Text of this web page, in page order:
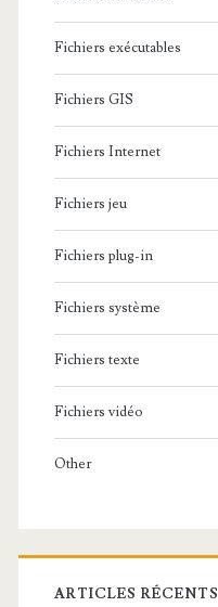
Fichiers exécutables
Fichiers GIS
Fichiers Internet
Fichiers jeu
Fichiers plug-in
Fichiers système
Fichiers texte
Fichiers vidéo
Other
ARTICLES RÉCENTS